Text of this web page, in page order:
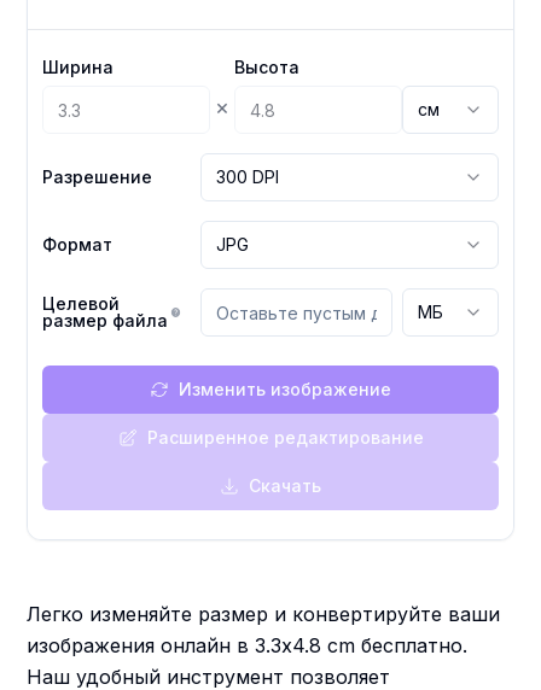
Ширина
×
Высота
см
Разрешение 300 DPI
Формат JPG
Целевой
размер файла
МБ
Изменить изображение
Расширенное редактирование
Скачать
Легко изменяйте размер и конвертируйте ваши
изображения онлайн в 3.3x4.8 cm бесплатно.
Наш удобный инструмент позволяет